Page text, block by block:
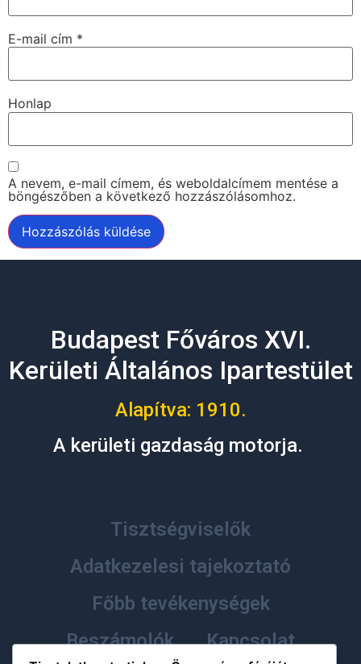
E-mail cím *
Honlap
A nevem, e-mail címem, és weboldalcímem mentése a
böngészőben a következő hozzászólásomhoz.
Budapest Főváros XVI.
Kerületi Általános Ipartestület
Alapítva: 1910.
A kerületi gazdaság motorja.
Tisztségviselők
Adatkezelesi tajekoztató
Főbb tevékenységek
Beszámolók
Kapcsolat